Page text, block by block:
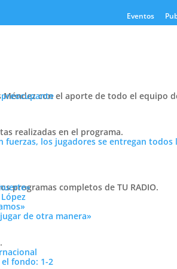
Eventos
con el aporte de todo el equipo
realizadas en el programa.
fuerzas, los jugadores se entregan todos
programas completos de TU RADIO.
de otra manera»
fondo: 1-2
Tricolor
Tweets by